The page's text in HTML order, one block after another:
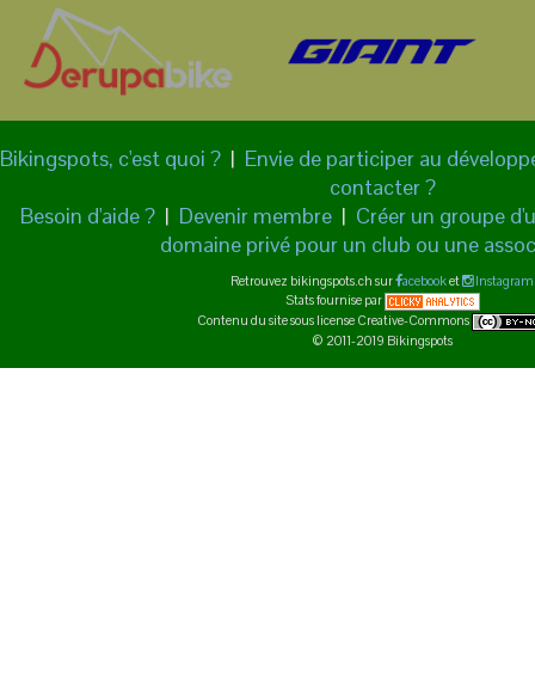
Bikingspots, c'est quoi ? | Envie de participer au
contacter ?
Besoin d'aide ?| Devenir membre| Créer un groupe
domaine privé pour un club ou une
Retrouvez bikingspots.ch sur acebooket
Instagram
Stats fournise par
Contenu du site sous license Creative-Commons
© 2011-2019 Bikingspots